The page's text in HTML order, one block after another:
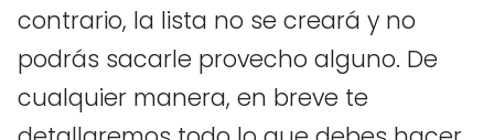
contrario, la lista no se creará y no
podrás sacarle provecho alguno. De
cualquier manera, en breve te